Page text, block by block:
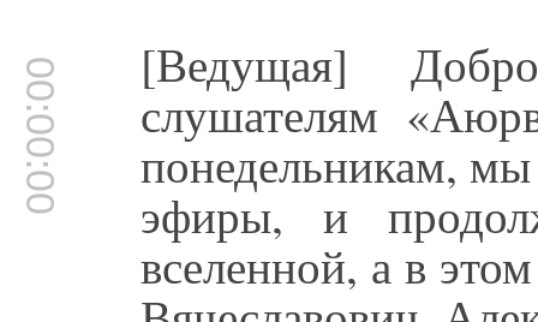
00:00:00 [Ведущая]
слушателям
понедельникам,
эфиры, и
вселенной, а в